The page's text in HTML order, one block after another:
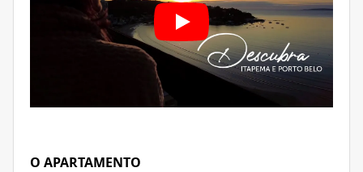
O APARTAMENTO